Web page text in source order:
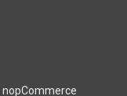
nopCommerce